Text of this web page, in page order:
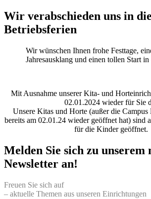
Wir verabschieden uns in die
Betriebsferien
Wir wünschen Ihnen frohe Festtage,
Jahresausklang und einen tollen Start in
Mit Ausnahme unserer Kita- und
02.01.2024 wieder für Sie
Unsere Kitas und Horte (außer die
bereits am 02.01.24 wieder geöffnet hat) sind
für die Kinder geöffnet.
Melden Sie sich zu unserem
Newsletter an!
Freuen Sie sich auf
– aktuelle Themen aus unseren Einrichtungen